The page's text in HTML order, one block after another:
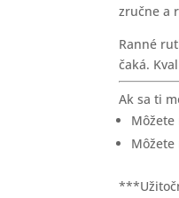
zručne a
Ranné
čaká.
Ak sa ti